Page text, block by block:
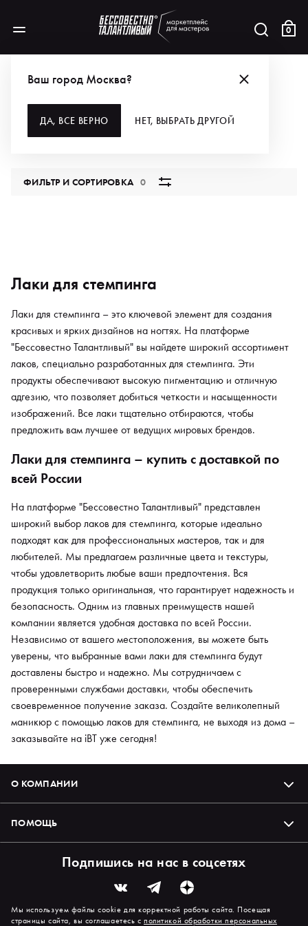
0
Ваш город Москва?
ДА, ВСЕ ВЕРНО НЕТ, ВЫБРАТЬ ДРУГОЙ
ЛАКИ ДЛЯ СТЕМПИНГА
ФИЛЬТР И СОРТИРОВКА0
Лаки для стемпинга
Лаки для стемпинга – это ключевой элемент для создания
красивых и ярких дизайнов на ногтях. На платформе
"Бессовестно Талантливый" вы найдете широкий ассортимент
лаков, специально разработанных для стемпинга. Эти
продукты обеспечивают высокую пигментацию и отличную
адгезию, что позволяет добиться четкости и насыщенности
изображений. Все лаки тщательно отбираются, чтобы
предложить вам лучшее от ведущих мировых брендов.
Лаки для стемпинга – купить с доставкой по
всей России
На платформе "Бессовестно Талантливый" представлен
широкий выбор лаков для стемпинга, которые идеально
подходят как для профессиональных мастеров, так и для
любителей. Мы предлагаем различные цвета и текстуры,
чтобы удовлетворить любые ваши предпочтения. Вся
продукция только оригинальная, что гарантирует надежность и
безопасность. Одним из главных преимуществ нашей
компании является удобная доставка по всей России.
Независимо от вашего местоположения, вы можете быть
уверены, что выбранные вами лаки для стемпинга будут
доставлены быстро и надежно. Мы сотрудничаем с
проверенными службами доставки, чтобы обеспечить
своевременное получение заказа. Создайте великолепный
маникюр с помощью лаков для стемпинга, не выходя из дома –
заказывайте на iBT уже сегодня!
О КОМПАНИИ
ПОМОЩЬ
Подпишись на нас в соцсетях
Мы используем файлы cookie для корректной работы сайта. Посещая
страницы сайта, вы соглашаетесь сполитикой обработки персональных